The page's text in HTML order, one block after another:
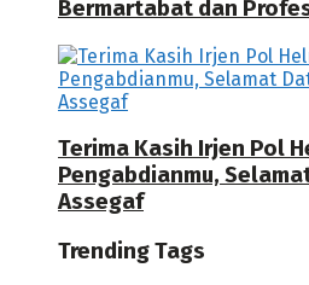
Bermartabat dan
Terima Kasih Irjen Pol
Pengabdianmu,
Assegaf
Trending Tags